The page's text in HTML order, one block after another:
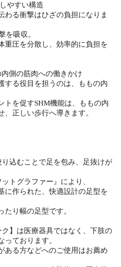
やすい構造
わる衝撃はひざの負担になりま
を吸収。
重圧を分散し、効率的に負担を
側の筋肉への働きかけ
する役目を担うのは、ももの内
トを促すSHM機能は、ももの内
正しい歩行へ導きます。
込むことで足を包み、足抜けが
トグラファー』により、
に作られた、快適設計の足型を
たり幅の足型です。
】は医療器具ではなく、下肢の
っております。
ある方などへのご使用はお薦め